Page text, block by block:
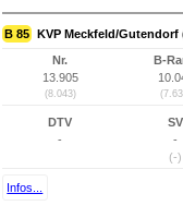
B 85 KVP Meckfeld/Gutendorf
Nr.
13.905
(8.043)
B-
DTV
-
SV
-
(-)
Infos...